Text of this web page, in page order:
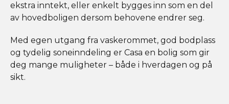
ekstra inntekt, eller enkelt bygges inn som en del
av hovedboligen dersom behovene endrer seg.
Med egen utgang fra vaskerommet, god bodplass
og tydelig soneinndeling er Casa en bolig som gir
deg mange muligheter – både i hverdagen og på
sikt.